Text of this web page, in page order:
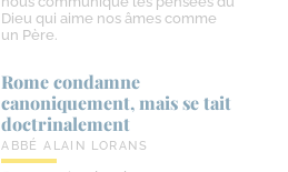
Dieu qui aime nos âmes comme
un Père.
Rome condamne
canoniquement, mais se tait
doctrinalement
ABBÉ ALAIN LORANS